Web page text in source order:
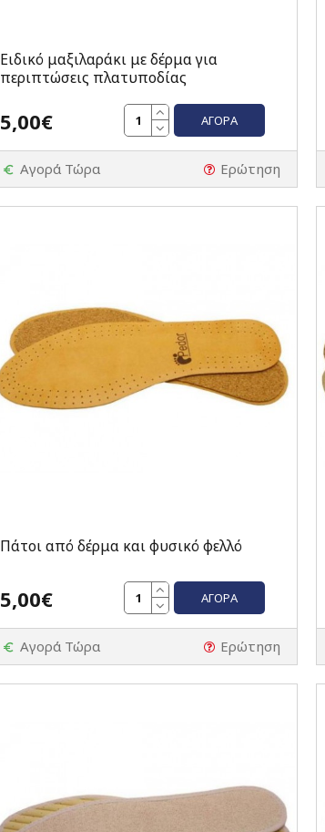
Ειδικό μαξιλαράκι με δέρμα για
περιπτώσεις πλατυποδίας
5,00€ ΑΓΟΡΆ
Αγορά Τώρα Ερώτηση
Πάτοι από δέρμα και φυσικό φελλό
5,00€ ΑΓΟΡΆ
Αγορά Τώρα Ερώτηση